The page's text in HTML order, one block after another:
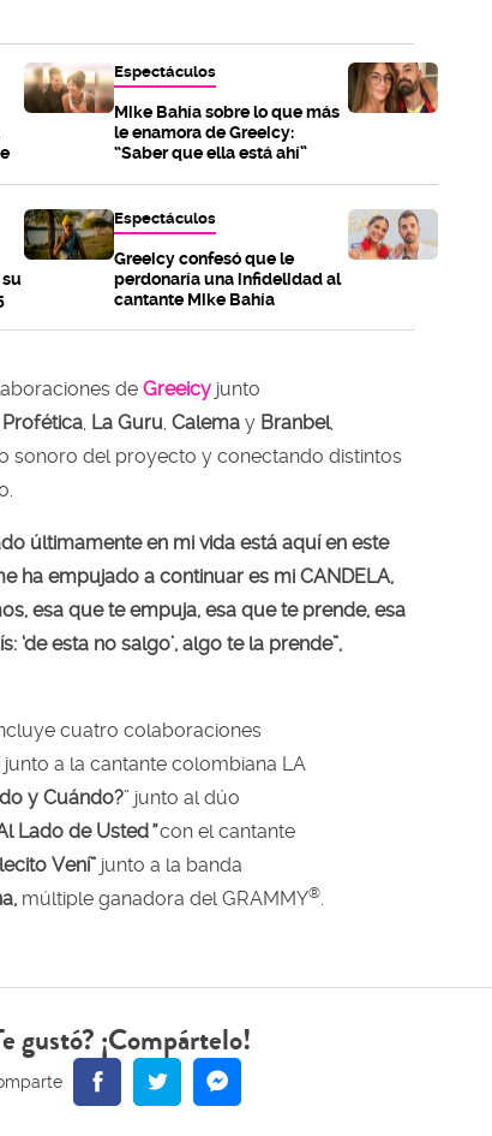
Espectáculos
Mike Bahía sobre lo que más
le enamora de Greeicy:
“Saber que ella está ahí”
su
Espectáculos
Greeicy confesó que le
perdonaría una infidelidad al
cantante Mike Bahía
de Greeicy junto
La Guru Calema y Branbel,
sonoro del proyecto y conectando distintos
últimamente en mi vida está aquí en este
ha empujado a continuar es mi CANDELA,
esa que te empuja, esa que te prende, esa
‘de esta no salgo’, algo te la prende”,
cuatro colaboraciones
junto a la cantante colombiana LA
y Cuándo?” junto al dúo
Lado de Usted”con el cantante
Vení” junto a la banda
múltiple ganadora del GRAMMY®
gustó? ¡Compártelo!